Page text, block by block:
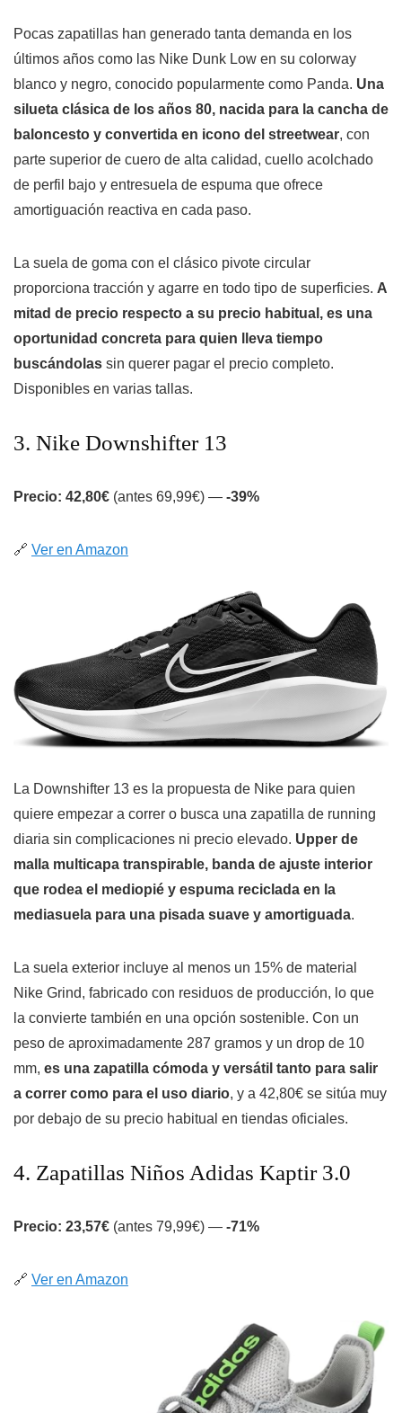
Pocas zapatillas han generado tanta demanda en los
últimos años como las Nike Dunk Low en su colorway
blanco y negro, conocido popularmente como Panda. Una
silueta clásica de los años 80, nacida para la cancha de
baloncesto y convertida en icono del streetwear, con
parte superior de cuero de alta calidad, cuello acolchado
de perfil bajo y entresuela de espuma que ofrece
amortiguación reactiva en cada paso.
La suela de goma con el clásico pivote circular
proporciona tracción y agarre en todo tipo de superficies. A
mitad de precio respecto a su precio habitual, es una
oportunidad concreta para quien lleva tiempo
buscándolas sin querer pagar el precio completo.
Disponibles en varias tallas.
3. Nike Downshifter 13
Precio: 42,80€ (antes 69,99€) — -39%
🔗 Ver en Amazon
La Downshifter 13 es la propuesta de Nike para quien
quiere empezar a correr o busca una zapatilla de running
diaria sin complicaciones ni precio elevado. Upper de
malla multicapa transpirable, banda de ajuste interior
que rodea el mediopié y espuma reciclada en la
mediasuela para una pisada suave y amortiguada.
La suela exterior incluye al menos un 15% de material
Nike Grind, fabricado con residuos de producción, lo que
la convierte también en una opción sostenible. Con un
peso de aproximadamente 287 gramos y un drop de 10
mm, es una zapatilla cómoda y versátil tanto para salir
a correr como para el uso diario, y a 42,80€ se sitúa muy
por debajo de su precio habitual en tiendas oficiales.
4. Zapatillas Niños Adidas Kaptir 3.0
Precio: 23,57€ (antes 79,99€) — -71%
🔗 Ver en Amazon